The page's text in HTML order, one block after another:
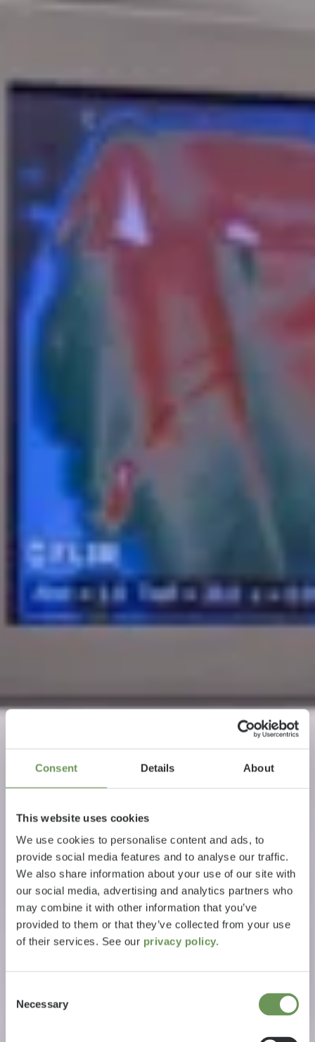
Consent Details About
This website uses cookies
We use cookies to personalise content and ads, to
provide social media features and to analyse our traffic.
We also share information about your use of our site with
our social media, advertising and analytics partners who
may combine it with other information that you’ve
provided to them or that they’ve collected from your use
of their services. See our privacy policy.
Selection
Necessary